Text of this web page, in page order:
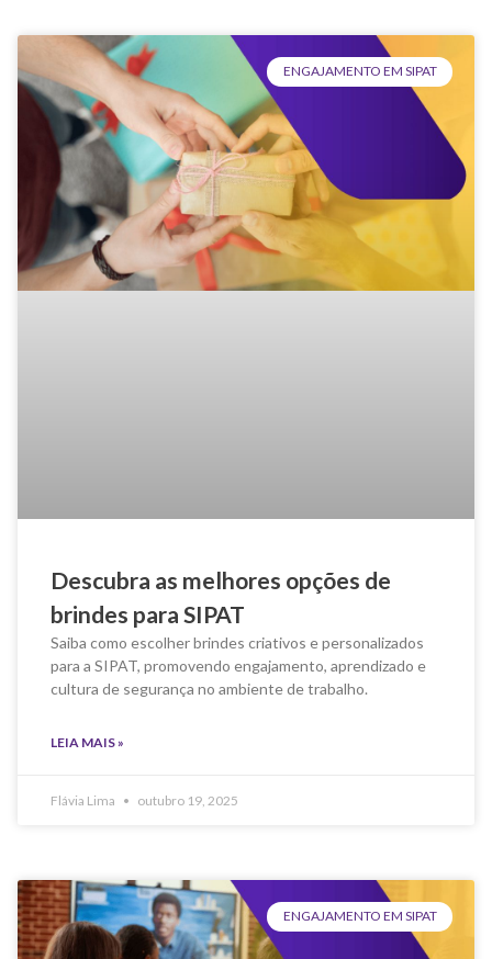
ENGAJAMENTO EM SIPAT
Descubra as melhores opções de
brindes para SIPAT
Saiba como escolher brindes criativos e personalizados
para a SIPAT, promovendo engajamento, aprendizado e
cultura de segurança no ambiente de trabalho.
LEIA MAIS »
Flávia Lima outubro 19, 2025
ENGAJAMENTO EM SIPAT